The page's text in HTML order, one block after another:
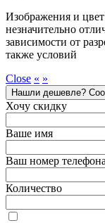
Изображения и
незначительно
зависимости от
также условий
Close « »
Нашли дешевле?
Хочу скидку
Ваше имя
Ваш номер телефона
Количество